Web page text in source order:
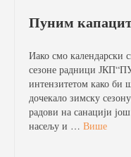
Пуним
Иако смо календарски
сезоне радници
интензитетом како би
дочекало зимску
радови на санацији
насељу и … Више